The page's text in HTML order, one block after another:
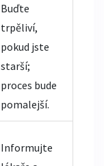
Buďte
trpěliví,
pokud jste
starší;
proces bude
pomalejší.
Informujte